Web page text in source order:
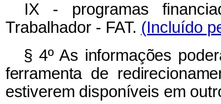
IX - programas
Trabalhador - FAT. (Incluído
§ 4º As informações
ferramenta de
estiverem disponíveis em